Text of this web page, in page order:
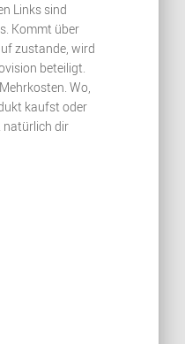
Links sind
Kommt über
zustande, wird
beteiligt.
Wo,
kaufst oder
natürlich dir